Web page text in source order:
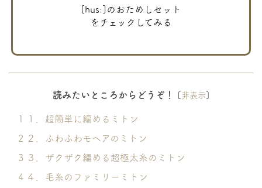
[hus:]のおためしセット
をチェックしてみる
読みたいところからどうぞ！ [非表示]
1 １．超簡単に編めるミトン
2 ２．ふわふわモヘアのミトン
3 ３．ザクザク編める超極太糸のミトン
4 ４．毛糸のファミリーミトン